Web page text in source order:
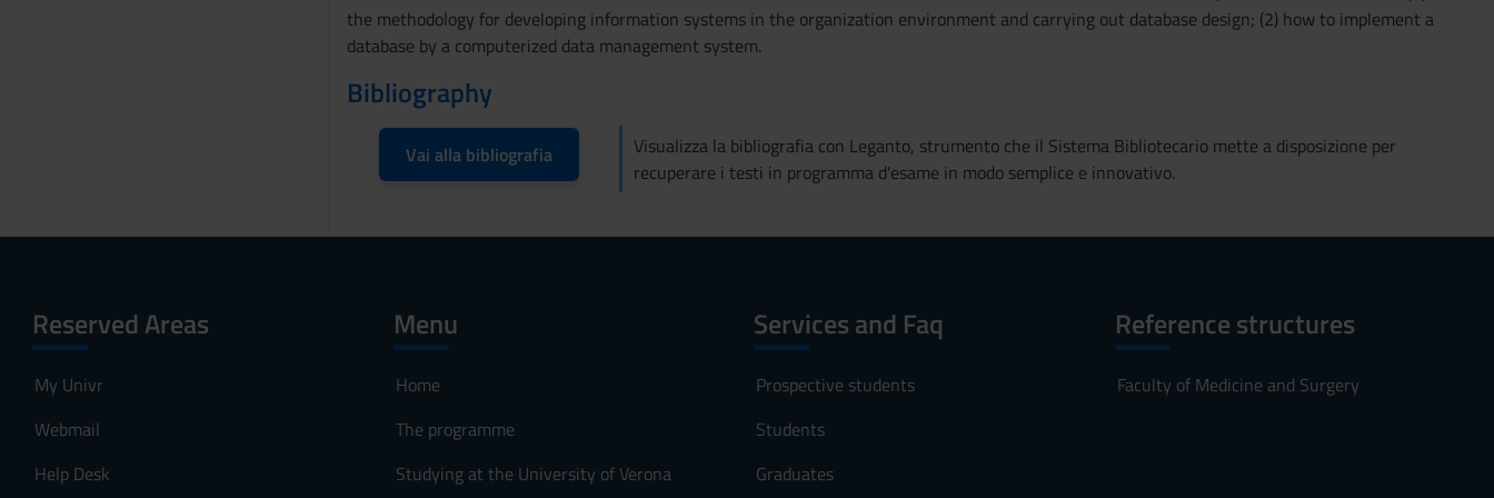
the methodology for developing information systems in the organization environment and carrying out database design; (2) how to implement a
database by a computerized data management system.
Bibliography
Vai alla bibliografia
Visualizza la bibliografia con Leganto, strumento che il Sistema Bibliotecario mette a disposizione per
recuperare i testi in programma d'esame in modo semplice e innovativo.
Reserved Areas
My Univr
Webmail
Help Desk
Menu
Home
The programme
Studying at the University of Verona
Services and Faq
Prospective students
Students
Graduates
Reference structures
Faculty of Medicine and Surgery